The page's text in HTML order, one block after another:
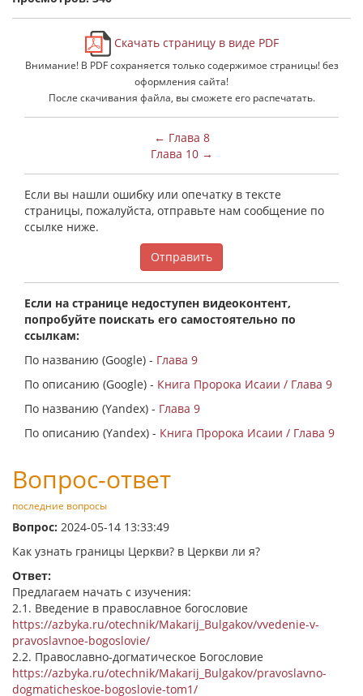
Скачать страницу в виде PDF
Внимание! В PDF сохраняется только содержимое страницы! без
оформления сайта!
После скачивания файла, вы сможете его распечатать.
← Глава 8
Глава 10 →
Если вы нашли ошибку или опечатку в тексте
страницы, пожалуйста, отправьте нам сообщение по
ссылке ниже.
Отправить
Если на странице недоступен видеоконтент,
попробуйте поискать его самостоятельно по
ссылкам:
По названию (Google) - Глава 9
По описанию (Google) - Книга Пророка Исаии / Глава 9
По названию (Yandex) - Глава 9
По описанию (Yandex) - Книга Пророка Исаии / Глава 9
Вопрос-ответ
последние вопросы
Вопрос: 2024-05-14 13:33:49
Как узнать границы Церкви? в Церкви ли я?
Ответ:
Предлагаем начать с изучения:
2.1. Введение в православное богословие
https://azbyka.ru/otechnik/Makarij_Bulgakov/vvedenie-v-
pravoslavnoe-bogoslovie/
2.2. Православно-догматическое Богословие
https://azbyka.ru/otechnik/Makarij_Bulgakov/pravoslavno-
dogmaticheskoe-bogoslovie-tom1/